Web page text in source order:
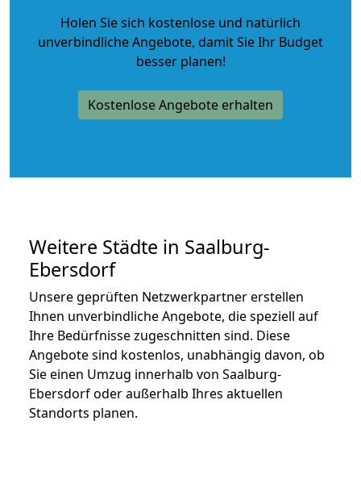
Holen Sie sich kostenlose und natürlich
unverbindliche Angebote, damit Sie Ihr Budget
besser planen!
Kostenlose Angebote erhalten
Weitere Städte in Saalburg-
Ebersdorf
Unsere geprüften Netzwerkpartner erstellen
Ihnen unverbindliche Angebote, die speziell auf
Ihre Bedürfnisse zugeschnitten sind. Diese
Angebote sind kostenlos, unabhängig davon, ob
Sie einen Umzug innerhalb von Saalburg-
Ebersdorf oder außerhalb Ihres aktuellen
Standorts planen.